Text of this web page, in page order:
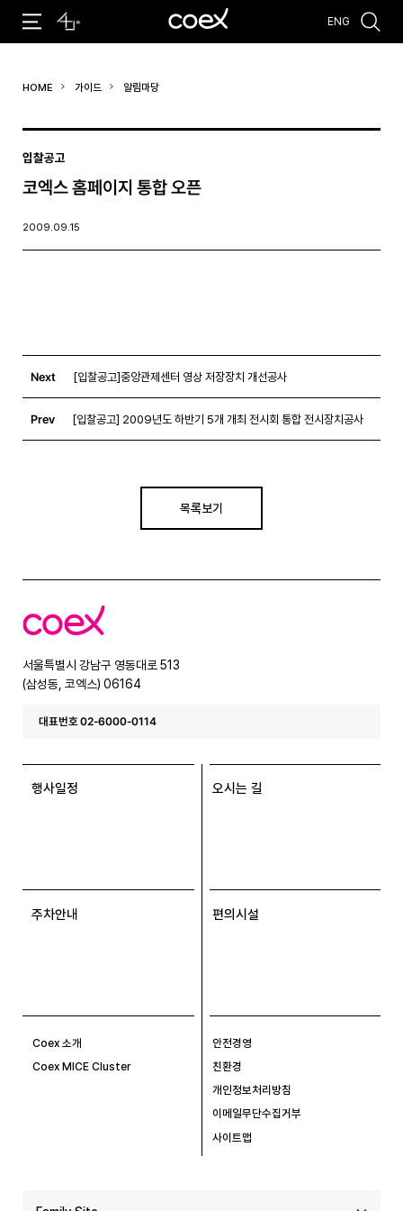
#코엑스 전시 #행사
ENG
HOME 가이드 알림마당
입찰공고
코엑스 홈페이지 통합 오픈
2009.09.15
Next [입찰공고]중앙관제센터 영상 저장장치 개선공사
Prev [입찰공고] 2009년도 하반기 5개 개최 전시회 통합 전시장치공사
목록보기
코
엑
서울특별시 강남구 영동대로 513
(삼성동, 코엑스) 06164
대표번호 02-6000-0114
행사일정 오시는 길
주차안내 편의시설
Coex 소개
Coex MICE Cluster
안전경영
친환경
개인정보처리방침
이메일무단수집거부
사이트맵